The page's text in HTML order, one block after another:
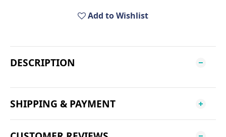
Add to Wishlist
DESCRIPTION
SHIPPING & PAYMENT